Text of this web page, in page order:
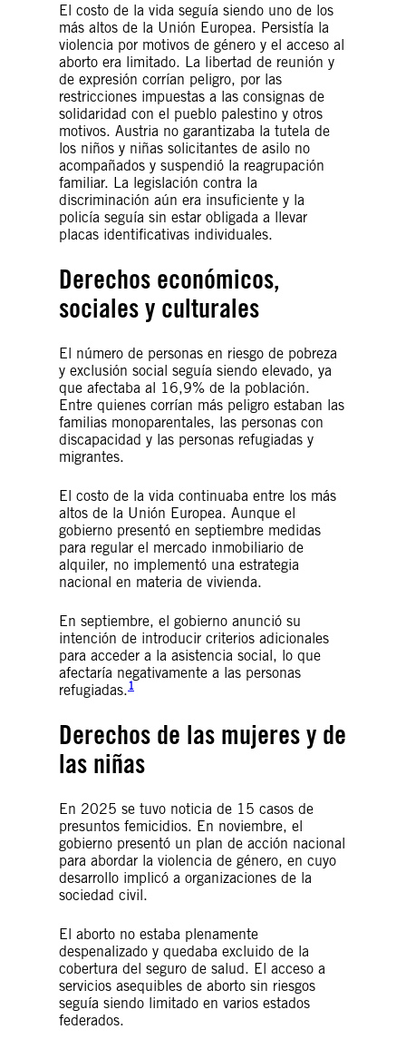
El costo de la vida seguía siendo uno de los
más altos de la Unión Europea. Persistía la
violencia por motivos de género y el acceso al
aborto era limitado. La libertad de reunión y
de expresión corrían peligro, por las
restricciones impuestas a las consignas de
solidaridad con el pueblo palestino y otros
motivos. Austria no garantizaba la tutela de
los niños y niñas solicitantes de asilo no
acompañados y suspendió la reagrupación
familiar. La legislación contra la
discriminación aún era insuficiente y la
policía seguía sin estar obligada a llevar
placas identificativas individuales.
Derechos económicos,
sociales y culturales
El número de personas en riesgo de pobreza
y exclusión social seguía siendo elevado, ya
que afectaba al 16,9% de la población.
Entre quienes corrían más peligro estaban las
familias monoparentales, las personas con
discapacidad y las personas refugiadas y
migrantes.
El costo de la vida continuaba entre los más
altos de la Unión Europea. Aunque el
gobierno presentó en septiembre medidas
para regular el mercado inmobiliario de
alquiler, no implementó una estrategia
nacional en materia de vivienda.
En septiembre, el gobierno anunció su
intención de introducir criterios adicionales
para acceder a la asistencia social, lo que
afectaría negativamente a las personas
refugiadas.1
Derechos de las mujeres y de
las niñas
En 2025 se tuvo noticia de 15 casos de
presuntos femicidios. En noviembre, el
gobierno presentó un plan de acción nacional
para abordar la violencia de género, en cuyo
desarrollo implicó a organizaciones de la
sociedad civil.
El aborto no estaba plenamente
despenalizado y quedaba excluido de la
cobertura del seguro de salud. El acceso a
servicios asequibles de aborto sin riesgos
seguía siendo limitado en varios estados
federados.